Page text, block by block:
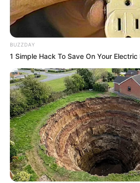
BUZZDAY
1 Simple Hack To Save On Your Electric